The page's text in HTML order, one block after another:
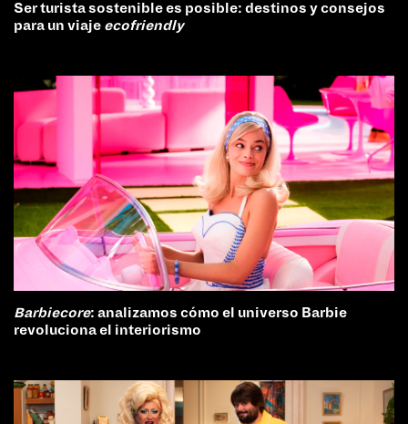
Ser turista sostenible es posible: destinos y consejos
para un viaje ecofriendly
Barbiecore: analizamos cómo el universo Barbie
revoluciona el interiorismo